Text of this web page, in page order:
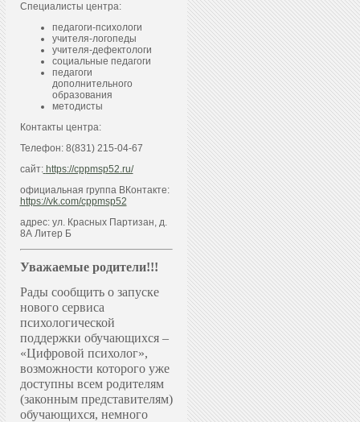
Специалисты центра:
педагоги-психологи
учителя-логопеды
учителя-дефектологи
социальные педагоги
педагоги
дополнительного
образования
методисты
Контакты центра:
Телефон: 8(831) 215-04-67
сайт: https://cppmsp52.ru/
официальная группа ВКонтакте:
https://vk.com/cppmsp52
адрес: ул. Красных Партизан, д.
8А Литер Б
Уважаемые родители!!!
Рады сообщить о запуске
нового сервиса
психологической
поддержки обучающихся –
«Цифровой психолог»,
возможности которого уже
доступны всем родителям
(законным представителям)
обучающихся, немного